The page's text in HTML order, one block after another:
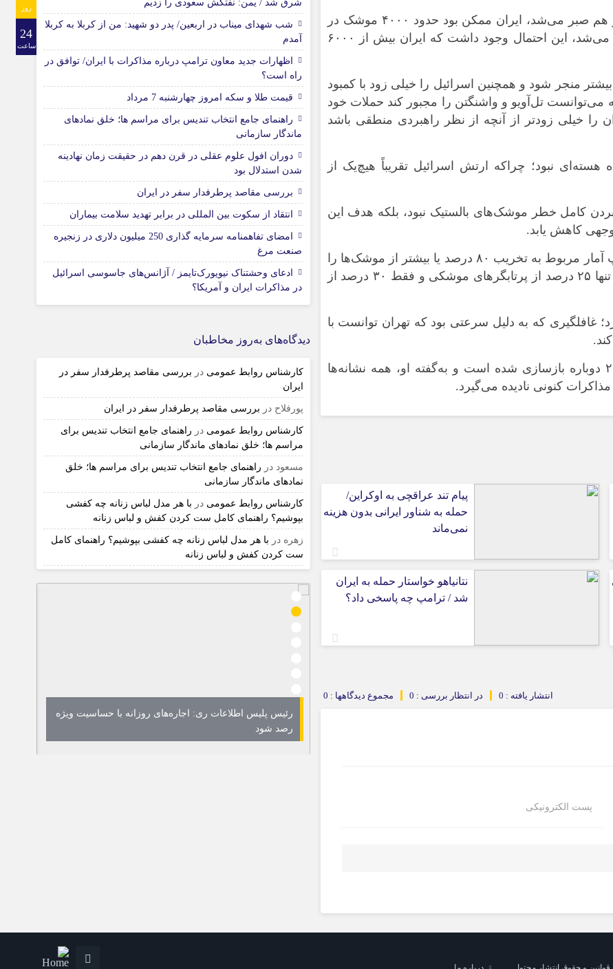
بر اساس برداشت زمیر، اگر شش ماه دیگر هم صبر می‌شد، ایران ممکن بود حدود ۴۰۰۰ موشک در
اختیار داشته باشد؛ و اگر یک سال دیگر صبر می‌شد، این احتمال وجود داشت که ایران بیش از ۶۰۰۰
منجر شود و همچنین اسرائیل را خیلی زود با کمبود
تل‌آویو و واشنگتن را مجبور کند حملات خود
را خیلی زودتر از آنچه از نظر راهبردی منطقی باشد
هسته‌ای نبود؛ چراکه ارتش اسرائیل تقریباً هیچ‌یک از
کامل خطر موشک‌های بالستیک نبود، بلکه هدف این
کاهش یابد.
طبق این گزارش، کسی دقیقاً نمی‌داند ترامپ آمار مربوط به تخریب ۸۰ درصد یا بیشتر از موشک‌ها را
از کجا آورده است. اما آمار سیا ادعا می‌کند تنها ۲۵ درصد از پرتابگر‌های موشکی و فقط ۳۰ درصد از
غافلگیری که به دلیل سرعتی بود که تهران توانست با
تهدید موشک‌های بالستیک پس از ژوئن ۲۰۲۵ دوباره بازسازی شده است و به‌گفته او، همه نشانه‌ها
کنونی نادیده می‌گیرد.
پیام تند عراقچی به اوکراین/
حمله به شناور ایرانی بدون هزینه
نمی‌ماند
نتانیاهو خواستار حمله به ایران
شد / ترامپ چه پاسخی داد؟
مجموع دیدگاهها : 0 در انتظار بررسی : 0 انتشار یافته : 0
پست الکترونیکی
روز
24
ساعت
شرق شد / یمن: نفتکش سعودی را زدیم
شب شهدای میناب در اربعین/ پدر دو شهید: من از کربلا به کربلا
آمدم
اظهارات جدید معاون ترامپ درباره مذاکرات با ایران/ توافق در
راه است؟
قیمت طلا و سکه امروز چهارشنبه 7 مرداد
راهنمای جامع انتخاب تندیس برای مراسم ها؛ خلق نمادهای
ماندگار سازمانی
دوران افول علوم عقلی در قرن دهم در حقیقت زمان نهادینه
شدن استدلال بود
بررسی مقاصد پرطرفدار سفر در ایران
انتقاد از سکوت بین المللی در برابر تهدید سلامت بیماران
امضای تفاهمنامه سرمایه گذاری 250 میلیون دلاری در زنجیره
صنعت مرغ
ادعای وحشتناک نیویورک‌تایمز / آژانس‌های جاسوسی اسرائیل
در مذاکرات ایران و آمریکا؟
دیدگاه‌های به‌روز مخاطبان
کارشناس روابط عمومی در بررسی مقاصد پرطرفدار سفر در
ایران
پورفلاح در بررسی مقاصد پرطرفدار سفر در ایران
کارشناس روابط عمومی در راهنمای جامع انتخاب تندیس برای
مراسم ها؛ خلق نمادهای ماندگار سازمانی
مسعود در راهنمای جامع انتخاب تندیس برای مراسم ها؛ خلق
نمادهای ماندگار سازمانی
کارشناس روابط عمومی در با هر مدل لباس زنانه چه کفشی
بپوشیم؟ راهنمای کامل ست کردن کفش و لباس زنانه
زهره در با هر مدل لباس زنانه چه کفشی بپوشیم؟ راهنمای کامل
ست کردن کفش و لباس زنانه
رئیس پلیس اطلاعات ری: اجاره‌های روزانه با حساسیت ویژه
رصد شود